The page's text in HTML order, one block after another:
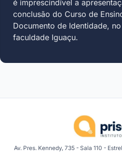
é imprescindível a
conclusão do Curso de
Documento de Identidade,
faculdade Iguaçu.
Av. Pres. Kennedy, 735 - Sala 110 -